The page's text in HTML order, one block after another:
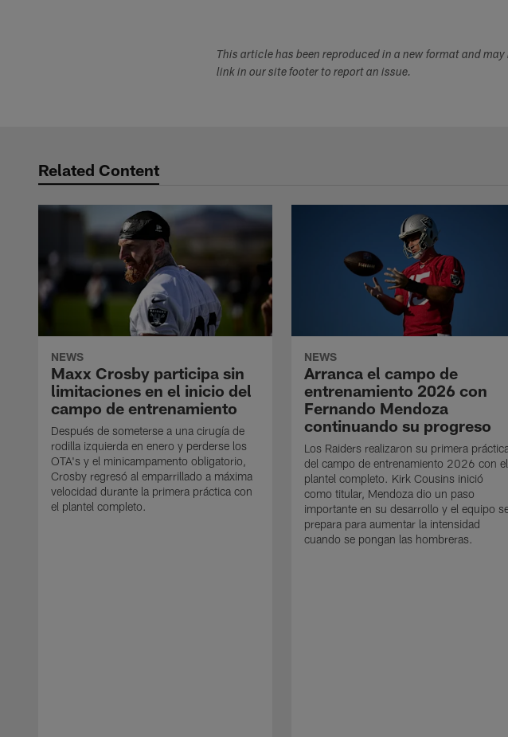
This article has been reproduced in a new format and
link in our site footer to report an issue.
Related Content
NEWS
Maxx Crosby participa sin
limitaciones en el inicio del
campo de entrenamiento
Después de someterse a una cirugía de
rodilla izquierda en enero y perderse los
OTA's y el minicampamento obligatorio,
Crosby regresó al emparrillado a máxima
velocidad durante la primera práctica con
el plantel completo.
NEWS
Arranca el campo de
entrenamiento 2026 con
Fernando Mendoza
continuando su progreso
Los Raiders realizaron su primera
del campo de entrenamiento 2026 con el
plantel completo. Kirk Cousins inició
como titular, Mendoza dio un paso
importante en su desarrollo y el equipo
prepara para aumentar la intensidad
cuando se pongan las hombreras.